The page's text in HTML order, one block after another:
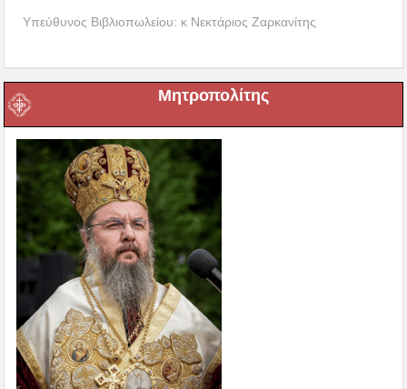
Υπεύθυνος Βιβλιοπωλείου: κ Νεκτάριος Ζαρκανίτης
Μητροπολίτης